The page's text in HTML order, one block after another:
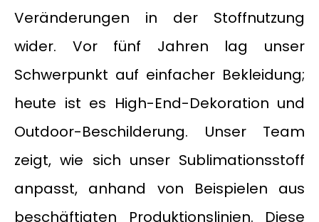
Veränderungen in der Stoffnutzung
wider. Vor fünf Jahren lag unser
Schwerpunkt auf einfacher Bekleidung;
heute ist es High-End-Dekoration und
Outdoor-Beschilderung. Unser Team
zeigt, wie sich unser Sublimationsstoff
anpasst, anhand von Beispielen aus
beschäftigten Produktionslinien. Diese